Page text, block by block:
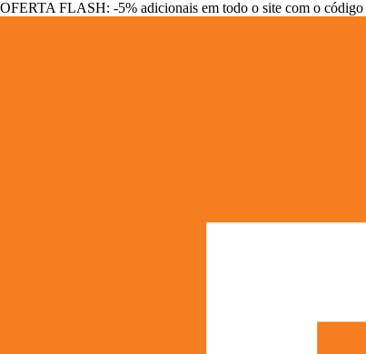
OFERTA FLASH: -5% adicionais em todo o site com o código